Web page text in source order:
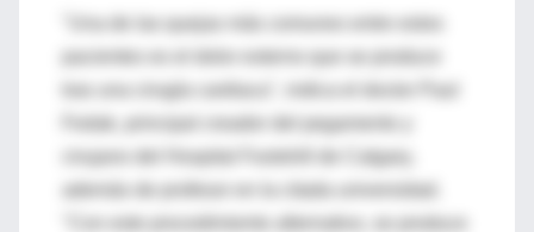
tras una cirugía cardiaca", indica el doctor Paul
Fedak, principal creador del pegamento y
cirujano del Hospital Footshill de Calgary,